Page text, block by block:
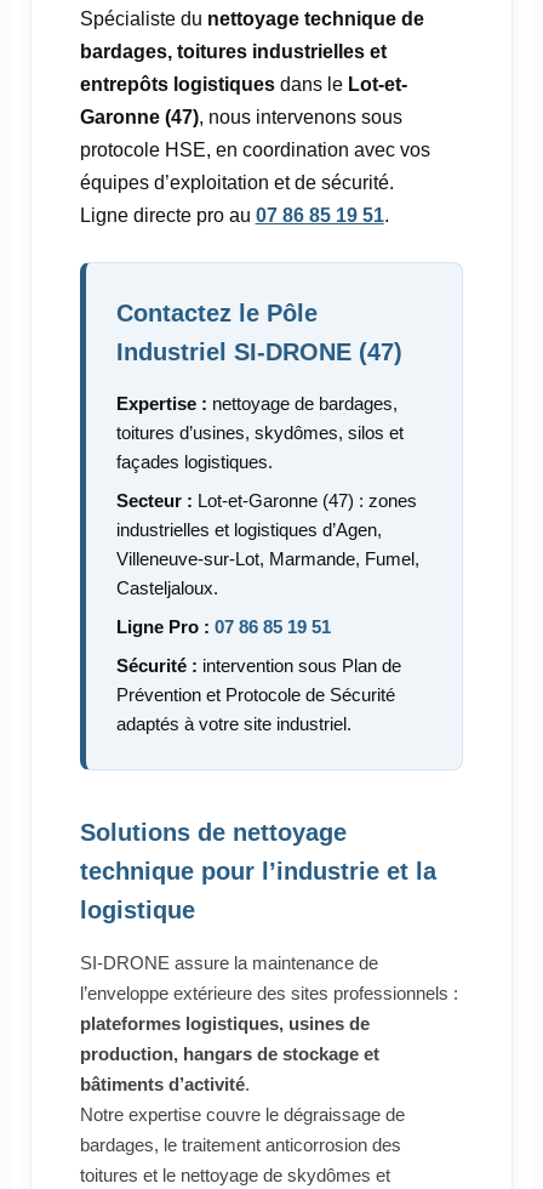
Spécialiste du nettoyage technique de
bardages, toitures industrielles et
entrepôts logistiquesdans le Lot-et-
Garonne (47), nous intervenons sous
protocole HSE, en coordination avec vos
équipes d’exploitation et de sécurité.
Ligne directe pro au 07 86 85 19 51.
Contactez le Pôle
Industriel SI-DRONE (47)
Expertise : nettoyage de bardages,
toitures d’usines, skydômes, silos et
façades logistiques.
Secteur : Lot-et-Garonne (47) : zones
industrielles et logistiques d’Agen,
Villeneuve-sur-Lot, Marmande, Fumel,
Casteljaloux.
Ligne Pro : 07 86 85 19 51
Sécurité : intervention sous Plan de
Prévention et Protocole de Sécurité
adaptés à votre site industriel.
Solutions de nettoyage
technique pour l’industrie et la
logistique
SI-DRONE assure la maintenance de
l’enveloppe extérieure des sites professionnels :
plateformes logistiques, usines de
production, hangars de stockage et
bâtiments d’activité.
Notre expertise couvre le dégraissage de
bardages, le traitement anticorrosion des
toitures et le nettoyage de skydômes et